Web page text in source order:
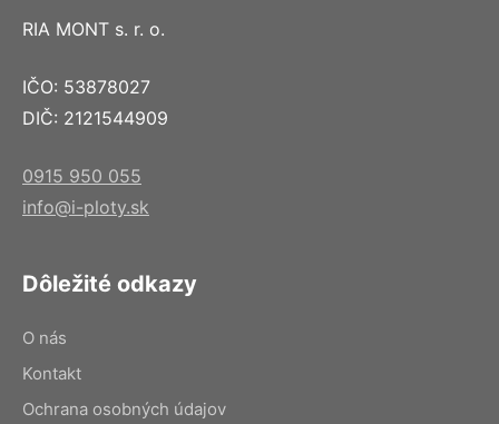
RIA MONT s. r. o.
IČO: 53878027
DIČ: 2121544909
0915 950 055
info@i-ploty.sk
Dôležité odkazy
O nás
Kontakt
Ochrana osobných údajov